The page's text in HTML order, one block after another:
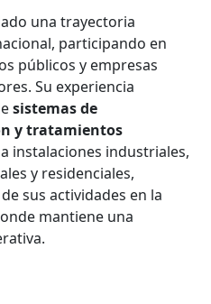
una trayectoria
participando en
públicos y empresas
Su experiencia
sistemas de
y tratamientos
instalaciones industriales,
y residenciales,
sus actividades en la
mantiene una